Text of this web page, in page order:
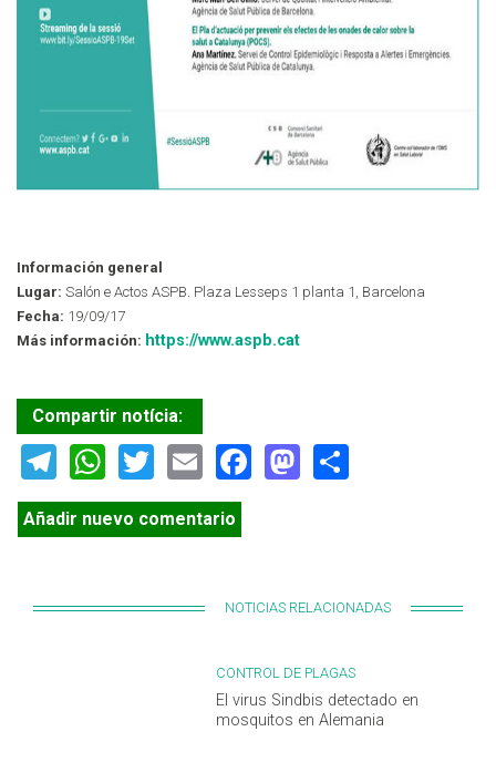
Información general
Lugar: Salón e Actos ASPB. Plaza Lesseps 1 planta 1, Barcelona
Fecha: 19/09/17
Más información: https://www.aspb.cat
Compartir notícia:
Telegram
WhatsApp
TwitterEmailFacebook
Mastodon
Añadir nuevo comentario
NOTICIAS RELACIONADAS
CONTROL DE PLAGAS
El virus Sindbis detectado en
mosquitos en Alemania